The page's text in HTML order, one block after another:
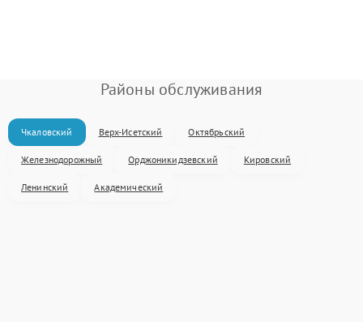
Районы обслуживания
Чкаловский Верх-Исетский Октябрьский
Железнодорожный Орджоникидзевский Кировский
Ленинский Академический